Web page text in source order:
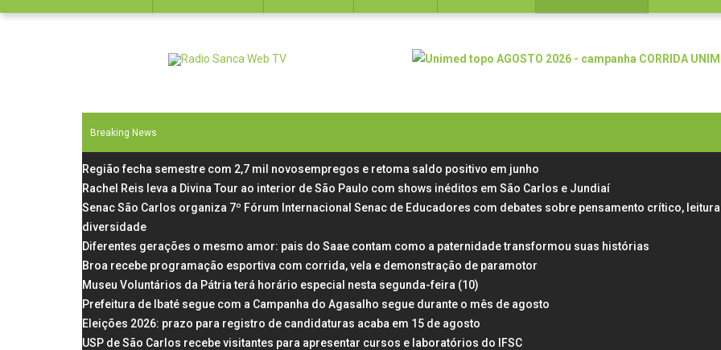
Breaking News
Região fecha semestre com 2,7 mil novosempregos e retoma saldo positivo em junho
Rachel Reis leva a Divina Tour ao interior de São Paulo com shows inéditos em São Carlos e Jundiaí
Senac São Carlos organiza 7º Fórum Internacional Senac de Educadores com debates sobre pensamento crítico,
diversidade
Diferentes gerações o mesmo amor: pais do Saae contam como a paternidade transformou suas histórias
Broa recebe programação esportiva com corrida, vela e demonstração de paramotor
Museu Voluntários da Pátria terá horário especial nesta segunda-feira (10)
Prefeitura de Ibaté segue com a Campanha do Agasalho segue durante o mês de agosto
Eleições 2026: prazo para registro de candidaturas acaba em 15 de agosto
USP de São Carlos recebe visitantes para apresentar cursos e laboratórios do IFSC